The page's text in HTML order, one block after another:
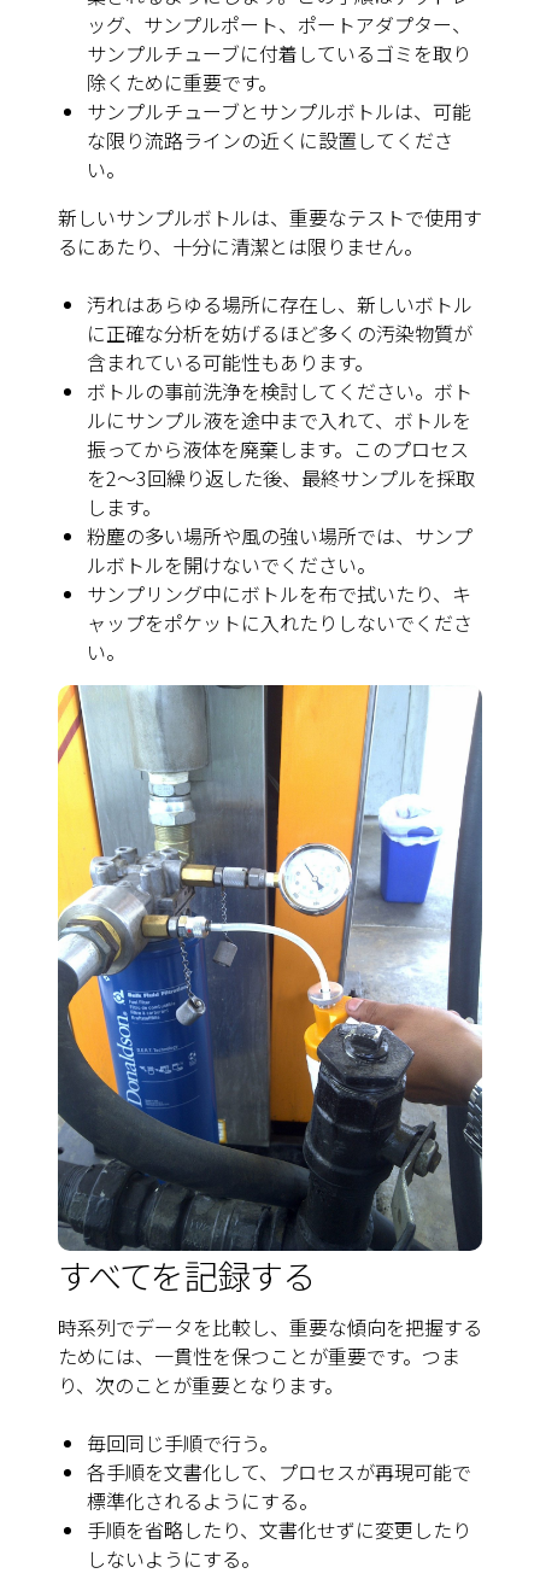
ッグ、サンプルポート、ポートアダプター、
サンプルチューブに付着しているゴミを取り
除くために重要です。
サンプルチューブとサンプルボトルは、可能
な限り流路ラインの近くに設置してくださ
い。
新しいサンプルボトルは、重要なテストで使用す
るにあたり、十分に清潔とは限りません。
汚れはあらゆる場所に存在し、新しいボトル
に正確な分析を妨げるほど多くの汚染物質が
含まれている可能性もあります。
ボトルの事前洗浄を検討してください。ボト
ルにサンプル液を途中まで入れて、ボトルを
振ってから液体を廃棄します。このプロセス
を2～3回繰り返した後、最終サンプルを採取
します。
粉塵の多い場所や風の強い場所では、サンプ
ルボトルを開けないでください。
サンプリング中にボトルを布で拭いたり、キ
ャップをポケットに入れたりしないでくださ
い。
すべてを記録する
時系列でデータを比較し、重要な傾向を把握する
ためには、一貫性を保つことが重要です。つま
り、次のことが重要となります。
毎回同じ手順で行う。
各手順を文書化して、プロセスが再現可能で
標準化されるようにする。
手順を省略したり、文書化せずに変更したり
しないようにする。